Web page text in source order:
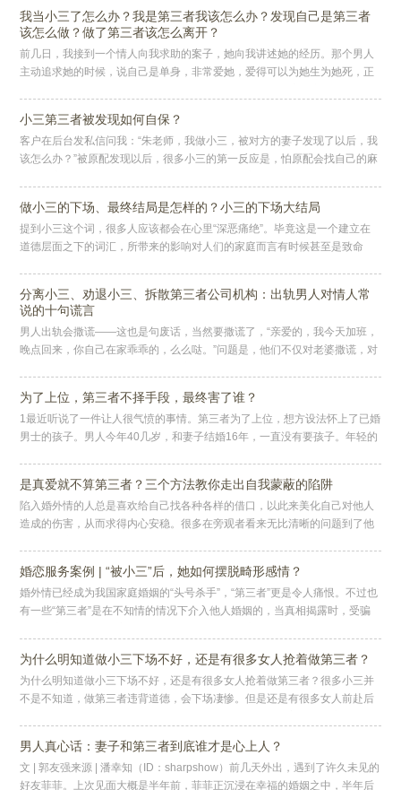
我当小三了怎么办？我是第三者我该怎么办？发现自己是第三者
该怎么做？做了第三者该怎么离开？
前几日，我接到一个情人向我求助的案子，她向我讲述她的经历。那个男人
主动追求她的时候，说自己是单身，非常爱她，爱得可以为她生为她死，正
小三第三者被发现如何自保？
客户在后台发私信问我：“朱老师，我做小三，被对方的妻子发现了以后，我
该怎么办？”被原配发现以后，很多小三的第一反应是，怕原配会找自己的麻
做小三的下场、最终结局是怎样的？小三的下场大结局
提到小三这个词，很多人应该都会在心里“深恶痛绝”。毕竟这是一个建立在
道德层面之下的词汇，所带来的影响对人们的家庭而言有时候甚至是致命
分离小三、劝退小三、拆散第三者公司机构：出轨男人对情人常
说的十句谎言
男人出轨会撒谎——这也是句废话，当然要撒谎了，“亲爱的，我今天加班，
晚点回来，你自己在家乖乖的，么么哒。”问题是，他们不仅对老婆撒谎，对
为了上位，第三者不择手段，最终害了谁？
1最近听说了一件让人很气愤的事情。第三者为了上位，想方设法怀上了已婚
男士的孩子。男人今年40几岁，和妻子结婚16年，一直没有要孩子。年轻的
是真爱就不算第三者？三个方法教你走出自我蒙蔽的陷阱
陷入婚外情的人总是喜欢给自己找各种各样的借口，以此来美化自己对他人
造成的伤害，从而求得内心安稳。很多在旁观者看来无比清晰的问题到了他
婚恋服务案例 | “被小三”后，她如何摆脱畸形感情？
婚外情已经成为我国家庭婚姻的“头号杀手”，“第三者”更是令人痛恨。不过也
有一些“第三者”是在不知情的情况下介入他人婚姻的，当真相揭露时，受骗
为什么明知道做小三下场不好，还是有很多女人抢着做第三者？
为什么明知道做小三下场不好，还是有很多女人抢着做第三者？很多小三并
不是不知道，做第三者违背道德，会下场凄惨。但是还是有很多女人前赴后
男人真心话：妻子和第三者到底谁才是心上人？
文 | 郭友强来源 | 潘幸知（ID：sharpshow）前几天外出，遇到了许久未见的
好友菲菲。上次见面大概是半年前，菲菲正沉浸在幸福的婚姻之中，半年后